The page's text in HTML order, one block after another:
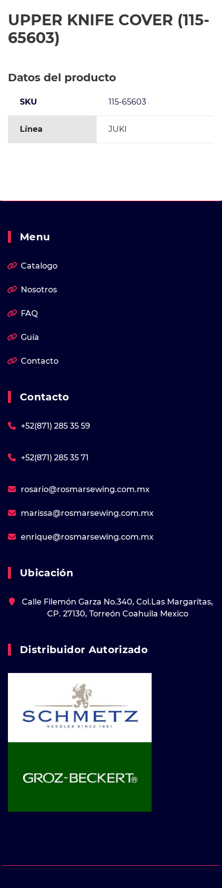
UPPER KNIFE COVER (115-
65603)
Datos del producto
SKU 115-65603
Línea JUKI
Menu
Catalogo
Nosotros
FAQ
Guía
Contacto
Contacto
+52(871) 285 35 59
+52(871) 285 35 71
rosario@rosmarsewing.com.mx
marissa@rosmarsewing.com.mx
enrique@rosmarsewing.com.mx
Ubicación
Calle Filemón Garza No.340, Col.Las Margaritas,
CP. 27130, Torreón Coahuila Mexico
Distribuidor Autorizado